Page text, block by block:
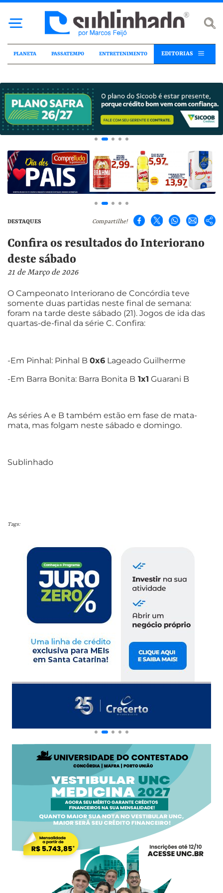
PLANETA PASSATEMPO ENTRETENIMENTO EDITORIAS
DESTAQUES Compartilhe!
Confira os resultados do Interiorano
deste sábado
21 de Março de 2026
O Campeonato Interiorano de Concórdia teve
somente duas partidas neste final de semana:
foram na tarde deste sábado (21). Jogos de ida das
quartas-de-final da série C. Confira:
-Em Pinhal: Pinhal B 0x6 Lageado Guilherme
-Em Barra Bonita: Barra Bonita B 1x1 Guarani B
As séries A e B também estão em fase de mata-
mata, mas folgam neste sábado e domingo.
Sublinhado
Tags: